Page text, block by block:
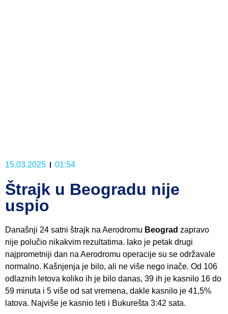
15.03.2025 01:54
Štrajk u Beogradu nije
uspio
Današnji 24 satni štrajk na Aerodromu Beograd zapravo
nije polučio nikakvim rezultatima. Iako je petak drugi
najprometniji dan na Aerodromu operacije su se održavale
normalno. Kašnjenja je bilo, ali ne više nego inače. Od 106
odlaznih letova koliko ih je bilo danas, 39 ih je kasnilo 16 do
59 minuta i 5 više od sat vremena, dakle kasnilo je 41,5%
latova. Najviše je kasnio leti i Bukurešta 3:42 sata.